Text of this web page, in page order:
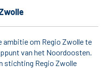
om Regio Zwolle te
van het Noordoosten.
stichting Regio Zwolle